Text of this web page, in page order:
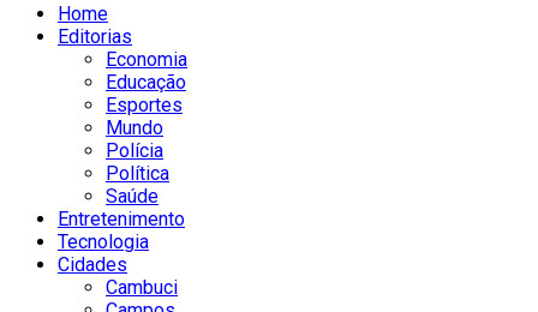
Home
Editorias
Economia
Educação
Esportes
Mundo
Polícia
Política
Saúde
Entretenimento
Tecnologia
Cidades
Cambuci